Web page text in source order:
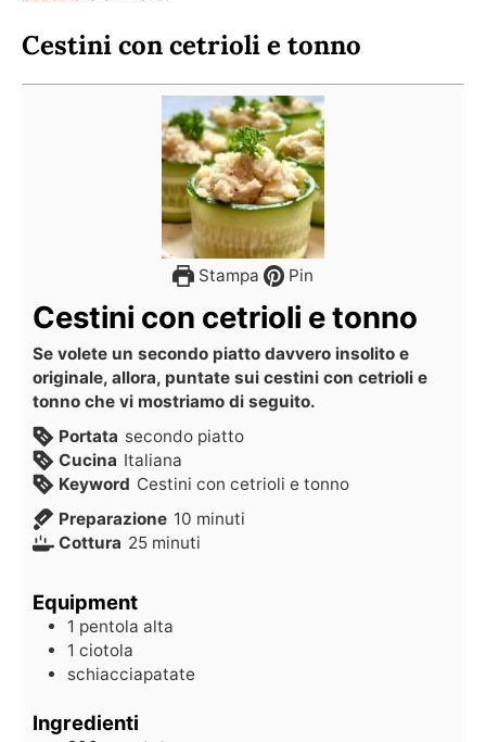
Cestini con cetrioli e tonno
Stampa Pin
Cestini con cetrioli e tonno
Se volete un secondo piatto davvero insolito e
originale, allora, puntate sui cestini con cetrioli e
tonno che vi mostriamo di seguito.
Portata secondo piatto
Cucina Italiana
Keyword Cestini con cetrioli e tonno
Preparazione 10 minuti
Cottura 25 minuti
Equipment
1 pentola alta
1 ciotola
schiacciapatate
Ingredienti